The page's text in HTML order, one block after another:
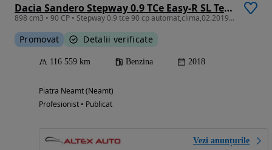
Dacia Sandero Stepway 0.9 TCe Easy-R SL Techroad
898 cm3 • 90 CP • Stepway 0.9 tce 90 cp automat,clima,02.2019,istoric service,tva ned
Promovat Detalii verificate
116 559 km Benzina 2018
Piatra Neamt (Neamt)
Profesionist • Publicat
Vezi anunțurile